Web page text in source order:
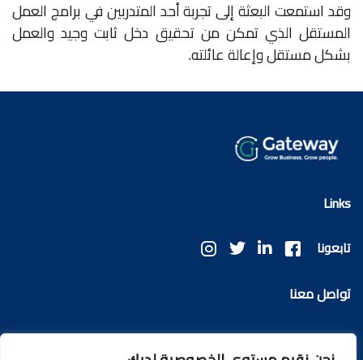
وقد استمعت البعثة إلى تجربة أحد المتدربين في برامج العمل
المستقل الذي تمكن من تحقيق دخل ثابت وجيد والعمل
بشكل مستقل وإعالة عائلته.
Links
تابعونا
تواصل معنا
info@ggateway.tech